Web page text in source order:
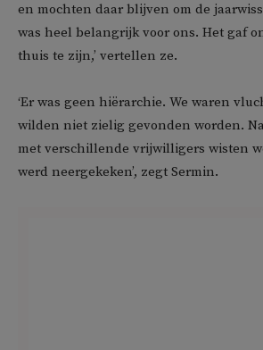
en mochten daar blijven om de
was heel belangrijk voor ons. Het gaf
thuis te zijn,’ vertellen ze.
‘Er was geen hiërarchie. We waren
wilden niet zielig gevonden worden.
met verschillende vrijwilligers wisten
werd neergekeken’, zegt Sermin.